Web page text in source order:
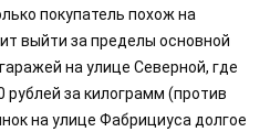
покупатель похож на
выйти за пределы основной
на улице Северной, где
за килограмм (против
на улице Фабрициуса долгое